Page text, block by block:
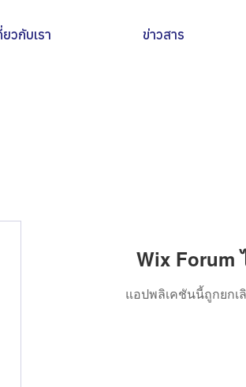
ยวกับเรา ข่าวสาร
Wix Forum
แอปพลิเคชันนี้ถูกยก